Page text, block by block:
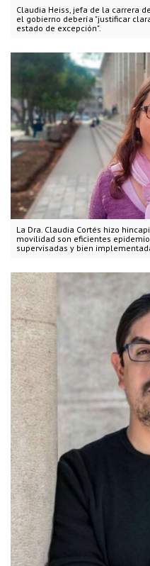
Claudia Heiss, jefa de la carrera
el gobierno debería "justificar
estado de excepción".
La Dra. Claudia Cortés hizo
movilidad son eficientes
supervisadas y bien